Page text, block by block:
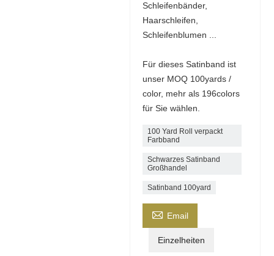
Schleifenbänder,
Haarschleifen,
Schleifenblumen ...
Für dieses Satinband ist
unser MOQ 100yards /
color, mehr als 196colors
für Sie wählen.
100 Yard Roll verpackt
Farbband
Schwarzes Satinband
Großhandel
Satinband 100yard
 Email
Einzelheiten